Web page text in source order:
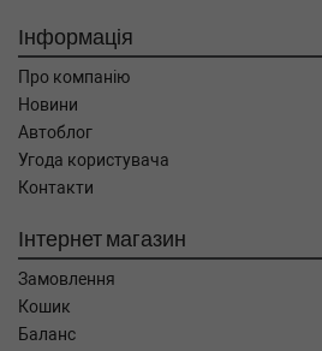
Інформація
Про компанію
Новини
Автоблог
Угода користувача
Контакти
Інтернет магазин
Замовлення
Кошик
Баланс